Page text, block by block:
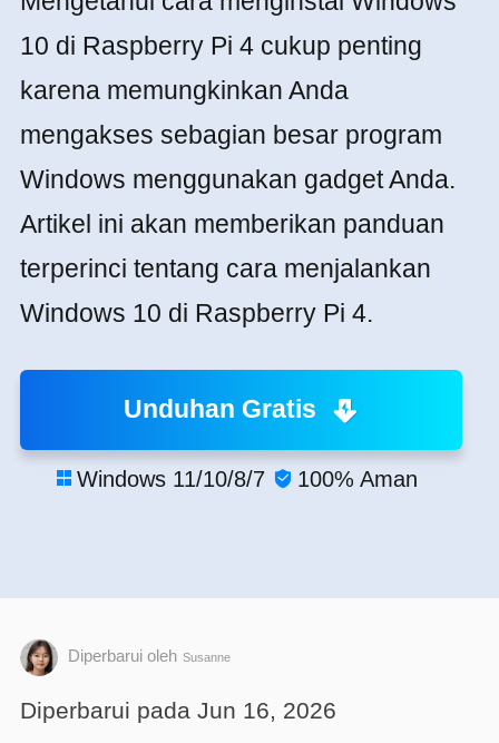
10 di Raspberry Pi 4 cukup penting
karena memungkinkan Anda
mengakses sebagian besar program
Windows menggunakan gadget Anda.
Artikel ini akan memberikan panduan
terperinci tentang cara menjalankan
Windows 10 di Raspberry Pi 4.
Unduhan Gratis
 Windows 11/10/8/7  100% Aman
Diperbarui oleh Susanne
Diperbarui pada Jun 16, 2026